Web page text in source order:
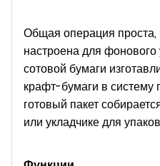
Общая операция проста,
настроена для фонового
сотовой бумаги
крафт-бумаги в
готовый пакет
или укладчике для